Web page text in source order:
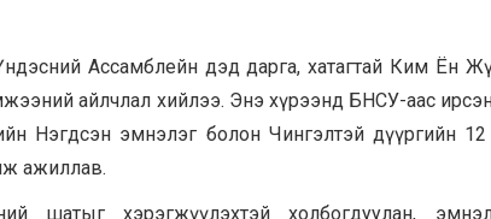
Ассамблейн дэд дарга, хатагтай Ким Ён
айлчлал хийлээ. Энэ хүрээнд БНСУ-аас
Нэгдсэн эмнэлэг болон Чингэлтэй дүүргийн
ажиллав.
шатыг хэрэгжүүлэхтэй холбогдуулан,